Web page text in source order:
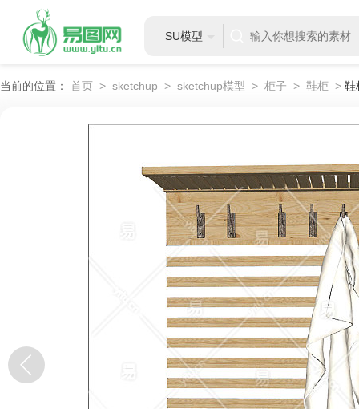
SU模型
当前的位置： 首页 > sketchup > sketchup模型 > 柜子 > 鞋柜 > 鞋